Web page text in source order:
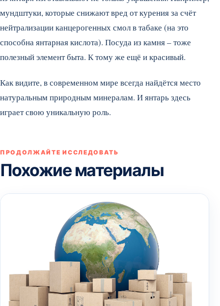
мундштуки, которые снижают вред от курения за счёт
нейтрализации канцерогенных смол в табаке (на это
способна янтарная кислота). Посуда из камня – тоже
полезный элемент быта. К тому же ещё и красивый.
Как видите, в современном мире всегда найдётся место
натуральным природным минералам. И янтарь здесь
играет свою уникальную роль.
ПРОДОЛЖАЙТЕ ИССЛЕДОВАТЬ
Похожие материалы